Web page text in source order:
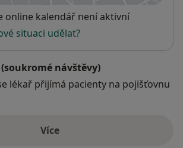
online kalendář není aktivní
situaci udělat?
návštěvy)
lékař přijímá pacienty na pojišťovnu
Víceo adrese